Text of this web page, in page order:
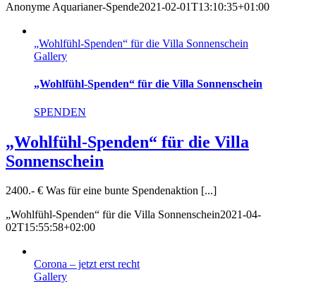
Anonyme Aquarianer-Spende2021-02-01T13:10:35+01:00
„Wohlfühl-Spenden“ für die Villa Sonnenschein
Gallery
„Wohlfühl-Spenden“ für die Villa Sonnenschein
SPENDEN
„Wohlfühl-Spenden“ für die Villa
Sonnenschein
2400.- € Was für eine bunte Spendenaktion [...]
„Wohlfühl-Spenden“ für die Villa Sonnenschein2021-04-
02T15:55:58+02:00
Corona – jetzt erst recht
Gallery